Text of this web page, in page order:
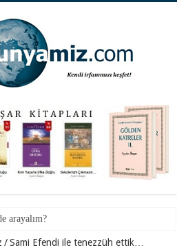
vebali kimin?
/ Sami Efendi ile tenezzüh ettik…